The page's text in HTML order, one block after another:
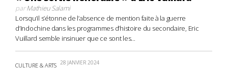
parMathieu Salami
Lorsqu’il s’étonne de l’absence de mention faite à la guerre
d’Indochine dans les programmes d’histoire du secondaire, Eric
Vuillard semble insinuer que ce sont les...
CULTURE & ARTS 28 JANVIER 2024